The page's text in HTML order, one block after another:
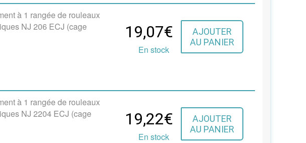
à 1 rangée de rouleaux
NJ 206 ECJ (cage
19,07€
En stock
AJOUTER
AU PANIER
à 1 rangée de rouleaux
NJ 2204 ECJ (cage
19,22€
En stock
AJOUTER
AU PANIER